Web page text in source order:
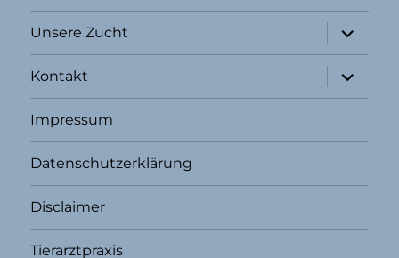
Unsere Zucht
öffnen
Kontakt
öffnen
Impressum
Datenschutzerklärung
Disclaimer
Tierarztpraxis